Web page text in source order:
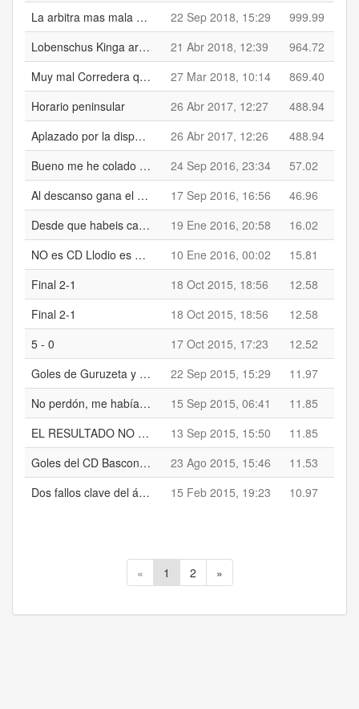
La arbitra mas mala que la carne de pescuezo!!!
22 Sep 2018, 15:29
999.99
Lobenschus Kinga arbitra del partido.......bueno la que soplaba el silbato porque de arbitra tiene poco..........muy mal
21 Abr 2018, 12:39
964.72
Muy mal Corredera que debería haber ido a la calle con la del Granadilla Ange, eso no es de deportistas.
27 Mar 2018, 10:14
869.40
Horario peninsular
26 Abr 2017, 12:27
488.94
Aplazado por la disputa de la UEFA Wemen's Champions League
26 Abr 2017, 12:26
488.94
Bueno me he colado a la hora de votar las dos estrellas al Deusto, el no conocerlos bien, quería darle a Jon Martín que se lo ha peleado, no con mucho acierto pero ha sido el que ha traído un poca loca a la defensa del CD Basconia
24 Sep 2016, 23:34
57.02
Al descanso gana el Torpedo Zuribeltz 1-0 al CD Laudio min 8 Shaid
17 Sep 2016, 16:56
46.96
Desde que habeis cambiado la forma de la pagina no puedo o no se la manera de subir fotos. Como se hace??
19 Ene 2016, 20:58
16.02
NO es CD Llodio es CD Laudio
10 Ene 2016, 00:02
15.81
Final 2-1
18 Oct 2015, 18:56
12.58
Final 2-1
18 Oct 2015, 18:56
12.58
5 - 0
17 Oct 2015, 17:23
12.52
Goles de Guruzeta y Andoni López
22 Sep 2015, 15:29
11.97
No perdón, me habían informado mal.
15 Sep 2015, 06:41
11.85
EL RESULTADO NO ES 2-1 ???
13 Sep 2015, 15:50
11.85
Goles del CD Basconia, Mediavilla(Penalty), P.P., Guruzeta
23 Ago 2015, 15:46
11.53
Dos fallos clave del árbitro cambian completamente el resultado. El gol es por una falta que el arbitro pito como cesión (No es) y anula gol al Athletic por fuera de juego que no es, portero en la linea y defensa pegado al poste
15 Feb 2015, 19:23 10.97
« 1 2 »